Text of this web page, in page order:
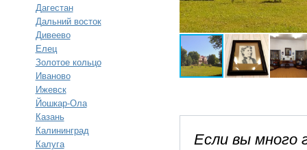
Дагестан
Дальний восток
Дивеево
Елец
Золотое кольцо
Иваново
Ижевск
Йошкар-Ола
Казань
Калининград
Калуга
Если вы много